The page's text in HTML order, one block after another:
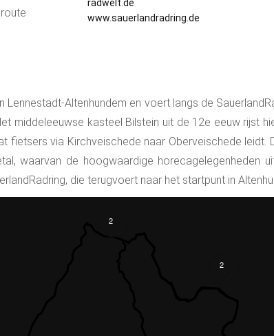
radwelt.de
www.sauerlandradring.de
Altenhundem en voert langs de
middeleeuwse kasteel Bilstein uit de 12e eeuw rijst
via Kirchveischede naar Oberveischede leidt.
waarvan de hoogwaardige horecagelegenheden
die terugvoert naar het startpunt in
2
2